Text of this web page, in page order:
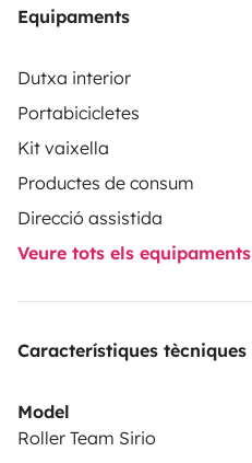
Equipaments
Dutxa interior
Portabicicletes
Kit vaixella
Productes de consum
Direcció assistida
Veure tots els equipaments
Característiques tècniques
Model
Roller Team Sirio